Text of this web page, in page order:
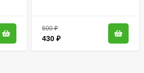
600₽
430 ₽